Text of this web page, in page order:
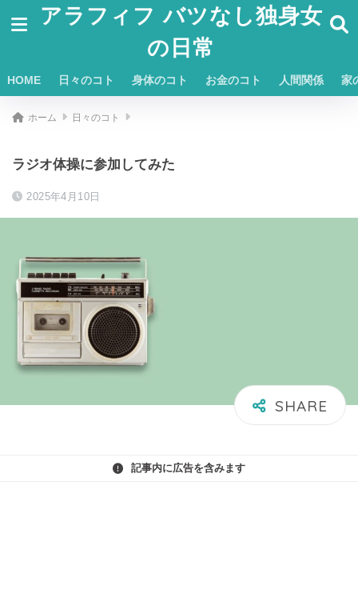
アラフィフ バツなし独身女
の日常
HOME 日々のコト 身体のコト お金のコト 人間関係 家
ホーム 日々のコト
ラジオ体操に参加してみた
2025年4月10日
記事内に広告を含みます